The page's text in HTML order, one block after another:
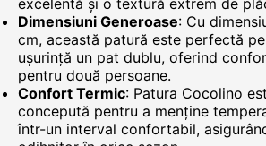
excelentă și o textură extrem de
Dimensiuni Generoase: Cu
cm, această patură este perfectă
ușurință un pat dublu, oferind
pentru două persoane.
Confort Termic: Patura Cocolino
concepută pentru a menține
într-un interval confortabil,